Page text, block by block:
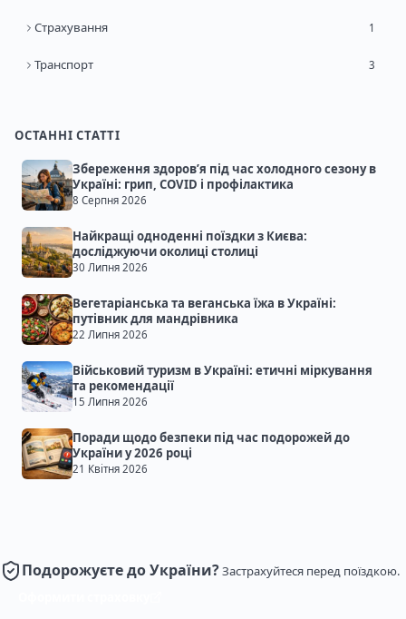
Страхування 1
Транспорт 3
ОСТАННІ СТАТТІ
Збереження здоров’я під час холодного сезону в
Україні: грип, COVID і профілактика
8 Серпня 2026
Найкращі одноденні поїздки з Києва:
досліджуючи околиці столиці
30 Липня 2026
Вегетаріанська та веганська їжа в Україні:
путівник для мандрівника
22 Липня 2026
Військовий туризм в Україні: етичні міркування
та рекомендації
15 Липня 2026
Поради щодо безпеки під час подорожей до
України у 2026 році
21 Квітня 2026
Подорожуєте до України?Застрахуйтеся перед поїздкою.